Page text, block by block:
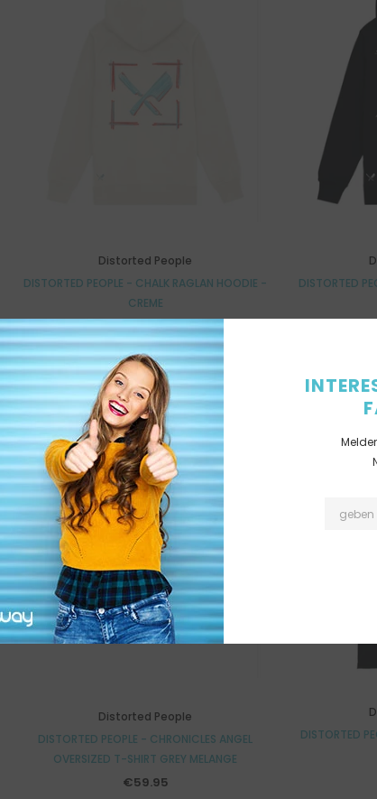
Distorted People
DISTORTED PEOPLE - CHALK RAGLAN HOODIE -
CREME
€99.95
DISTORTED
Ausverkauft
Distorted People
DISTORTED PEOPLE - CHRONICLES ANGEL
OVERSIZED T-SHIRT GREY MELANGE
€59.95
DISTORTED